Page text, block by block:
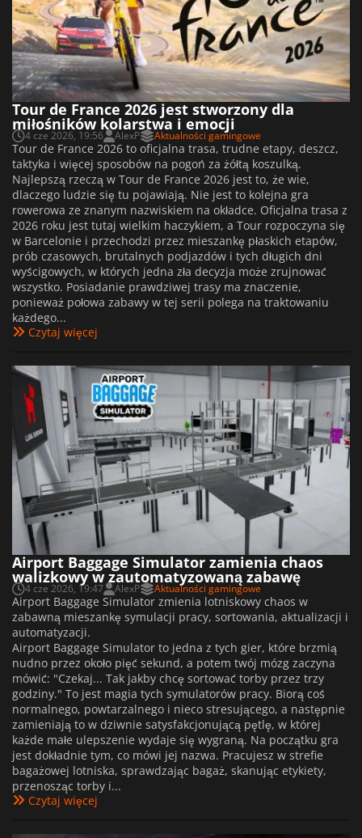
Tour de France 2026 jest stworzony dla
miłośników kolarstwa i emocji
4 cze 2026, 19:56 AlexP Aktualności gamingowe
Tour de France 2026 to oficjalna trasa, trudne etapy, deszcz,
taktyka i więcej sposobów na pogoń za żółtą koszulką.
Najlepszą rzeczą w Tour de France 2026 jest to, że wie,
dlaczego ludzie się tu pojawiają. Nie jest to kolejna gra
rowerowa ze znanym nazwiskiem na okładce. Oficjalna trasa z
2026 roku jest tutaj wielkim haczykiem, a Tour rozpoczyna się
w Barcelonie i przechodzi przez mieszankę płaskich etapów,
prób czasowych, brutalnych podjazdów i tych długich dni
wyścigowych, w których jedna zła decyzja może zrujnować
wszystko. Posiadanie prawdziwej trasy ma znaczenie,
ponieważ połowa zabawy w tej serii polega na traktowaniu
każdego...
Czytaj więcej
Airport Baggage Simulator zamienia chaos
walizkowy w zautomatyzowaną zabawę
4 cze 2026, 19:47 AlexP Aktualności gamingowe
Airport Baggage Simulator zmienia lotniskowy chaos w
zabawną mieszankę symulacji pracy, sortowania, aktualizacji i
automatyzacji.
Airport Baggage Simulator to jedna z tych gier, które brzmią
nudno przez około pięć sekund, a potem twój mózg zaczyna
mówić: "Czekaj... Tak jakby chcę sortować torby przez trzy
godziny." To jest magia tych symulatorów pracy. Biorą coś
normalnego, powtarzalnego i nieco stresującego, a następnie
zamieniają to w dziwnie satysfakcjonującą pętlę, w której
każde małe ulepszenie wydaje się wygraną. Na początku gra
jest dokładnie tym, co mówi jej nazwa. Pracujesz w strefie
bagażowej lotniska, sprawdzając bagaż, skanując etykiety,
przenosząc torby i...
Czytaj więcej